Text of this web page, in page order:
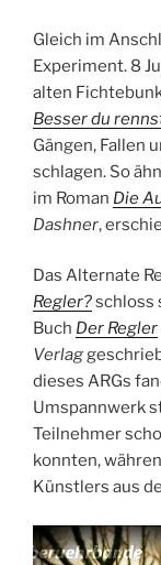
Gleich im
Experiment. 8
alten
Besser du
Gängen, Fallen
schlagen. So
im Roman Die
Dashner,
Das Alternate
Regler?schloss
Buch Der Regler
Verlag
dieses ARGs
Umspannwerk
Teilnehmer
konnten,
Künstlers aus